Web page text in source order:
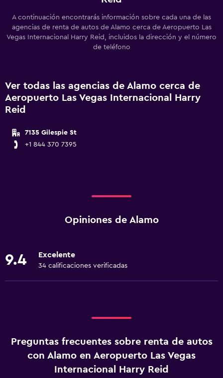
A continuación encontrarás información sobre cada una de las
agencias de renta de autos de Alamo cerca de Aeropuerto Las
Vegas Internacional Harry Reid, incluidos la dirección y el número
de teléfono
Ver todas las agencias de Alamo cerca de
Aeropuerto Las Vegas Internacional Harry
Reid
7135 Gilespie St
+1 844 370 7395
Opiniones de Alamo
9.4 Excelente
34 calificaciones verificadas
Preguntas frecuentes sobre renta de autos
con Alamo en Aeropuerto Las Vegas
Internacional Harry Reid